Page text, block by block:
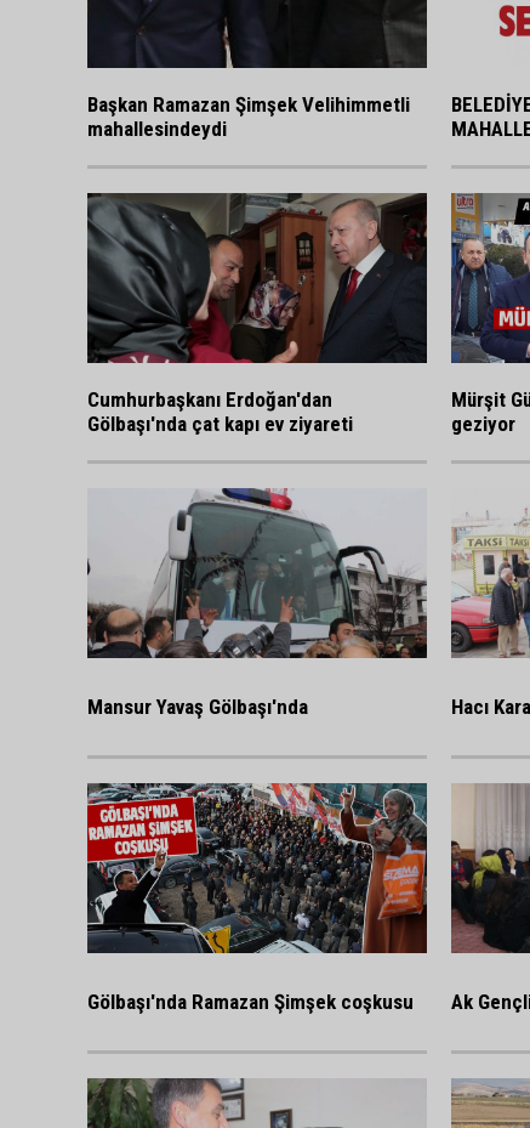
Başkan Ramazan Şimşek Velihimmetli
mahallesindeydi
Cumhurbaşkanı Erdoğan'dan
Gölbaşı'nda çat kapı ev ziyareti
Mürşit
geziyor
Mansur Yavaş Gölbaşı'nda Hacı
Gölbaşı'nda Ramazan Şimşek coşkusu Ak